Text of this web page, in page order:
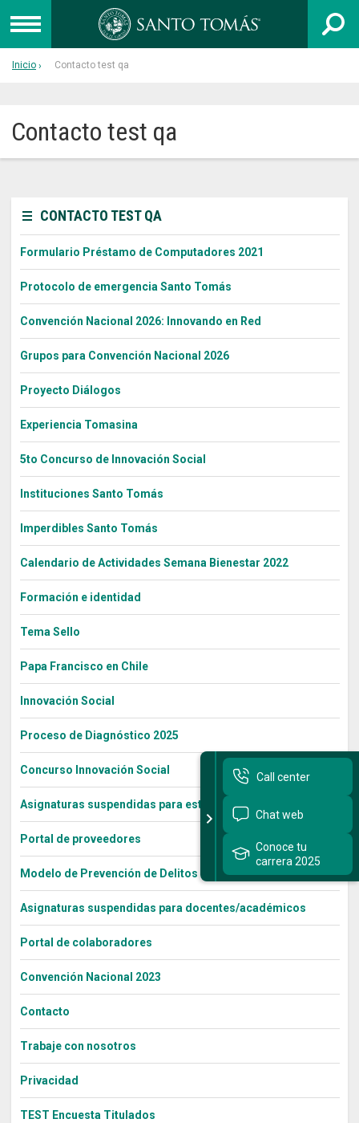
UNIVERSIDAD
Colegios
Egresados
Postgrado
Libro 40 años
Sitios Santo Tomás
English Version
我们是谁
Intranet Docente
Egresados
Alumnos
Admisión
Chat
Inicio Contacto test qa
Contacto test qa
CONTACTO TEST QA
Formulario Préstamo de Computadores 2021
Protocolo de emergencia Santo Tomás
Convención Nacional 2026: Innovando en Red
Grupos para Convención Nacional 2026
Proyecto Diálogos
Experiencia Tomasina
5to Concurso de Innovación Social
Instituciones Santo Tomás
Imperdibles Santo Tomás
Calendario de Actividades Semana Bienestar 2022
Formación e identidad
Tema Sello
Papa Francisco en Chile
Innovación Social
Proceso de Diagnóstico 2025
Concurso Innovación Social
Asignaturas suspendidas para estudiantes
Portal de proveedores
Modelo de Prevención de Delitos – Ley 20.393
Asignaturas suspendidas para docentes/académicos
Portal de colaboradores
Convención Nacional 2023
Contacto
Trabaje con nosotros
Privacidad
TEST Encuesta Titulados
Call center
Chat web
Conoce tu
carrera 2025